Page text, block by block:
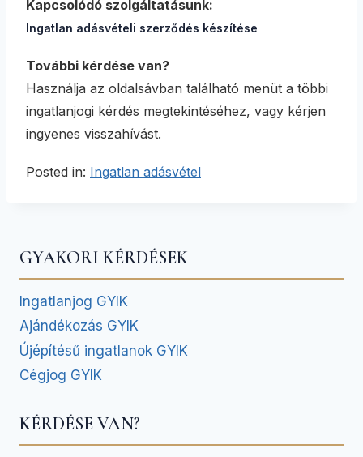
Kapcsolódó szolgáltatásunk:
Ingatlan adásvételi szerződés készítése
További kérdése van?
Használja az oldalsávban található menüt a többi
ingatlanjogi kérdés megtekintéséhez, vagy kérjen
ingyenes visszahívást.
Posted in: Ingatlan adásvétel
GYAKORI KÉRDÉSEK
Ingatlanjog GYIK
Ajándékozás GYIK
Újépítésű ingatlanok GYIK
Cégjog GYIK
KÉRDÉSE VAN?